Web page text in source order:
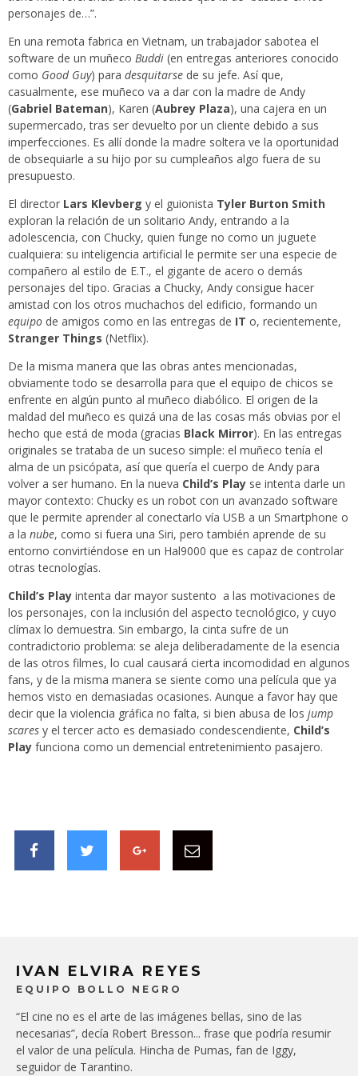
personajes de…”.
En una remota fabrica en Vietnam, un trabajador sabotea el
software de un muñeco Buddi (en entregas anteriores conocido
como Good Guy) para desquitarse de su jefe. Así que,
casualmente, ese muñeco va a dar con la madre de Andy
(Gabriel Bateman), Karen (Aubrey Plaza), una cajera en un
supermercado, tras ser devuelto por un cliente debido a sus
imperfecciones. Es allí donde la madre soltera ve la oportunidad
de obsequiarle a su hijo por su cumpleaños algo fuera de su
presupuesto.
El director Lars Klevberg y el guionista Tyler Burton Smith
exploran la relación de un solitario Andy, entrando a la
adolescencia, con Chucky, quien funge no como un juguete
cualquiera: su inteligencia artificial le permite ser una especie de
compañero al estilo de E.T., el gigante de acero o demás
personajes del tipo. Gracias a Chucky, Andy consigue hacer
amistad con los otros muchachos del edificio, formando un
equipo de amigos como en las entregas de IT o, recientemente,
Stranger Things (Netflix).
De la misma manera que las obras antes mencionadas,
obviamente todo se desarrolla para que el equipo de chicos se
enfrente en algún punto al muñeco diabólico. El origen de la
maldad del muñeco es quizá una de las cosas más obvias por el
hecho que está de moda (gracias Black Mirror). En las entregas
originales se trataba de un suceso simple: el muñeco tenía el
alma de un psicópata, así que quería el cuerpo de Andy para
volver a ser humano. En la nueva Child’s Play se intenta darle un
mayor contexto: Chucky es un robot con un avanzado software
que le permite aprender al conectarlo vía USB a un Smartphone o
a la nube, como si fuera una Siri, pero también aprende de su
entorno convirtiéndose en un Hal9000 que es capaz de controlar
otras tecnologías.
Child’s Play intenta dar mayor sustento a las motivaciones de
los personajes, con la inclusión del aspecto tecnológico, y cuyo
clímax lo demuestra. Sin embargo, la cinta sufre de un
contradictorio problema: se aleja deliberadamente de la esencia
de las otros filmes, lo cual causará cierta incomodidad en algunos
fans, y de la misma manera se siente como una película que ya
hemos visto en demasiadas ocasiones. Aunque a favor hay que
decir que la violencia gráfica no falta, si bien abusa de los jump
scares y el tercer acto es demasiado condescendiente, Child’s
Play funciona como un demencial entretenimiento pasajero.
IVAN ELVIRA REYES
EQUIPO BOLLO NEGRO
“El cine no es el arte de las imágenes bellas, sino de las
necesarias”, decía Robert Bresson... frase que podría resumir
el valor de una película. Hincha de Pumas, fan de Iggy,
seguidor de Tarantino.